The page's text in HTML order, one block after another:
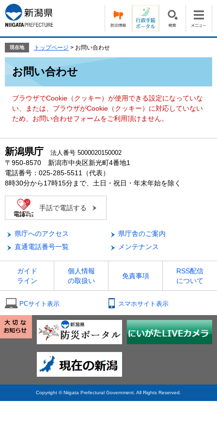
ー
ジ
の
頭
す。
ニ
ュ
ー
飛
て
現在地 トップページ > お問い合わせ
お問い合わせ
ブラウザでCookie（クッキー）が使用できる設定になっていな
い、または、ブラウザがCookie（クッキー）に対応していない
ため、お問い合わせフォームをご利用頂けません。
新潟県庁 法人番号 5000020150002
〒950-8570 新潟市中央区新光町4番地1
電話番号：025-285-5511（代表）
8時30分から17時15分まで、土日・祝日・年末年始を除く
手話で電話する
県庁へのアクセス
県庁舎のご案内
直通電話番号一覧
メンテナンス
ガイド
ライン
個人情報
の取扱い
免責事項
RSS配信
について
PCサイト表示 スマホサイト表示
Copyright © Niigata Prefectural Government. All Rights Reserved.